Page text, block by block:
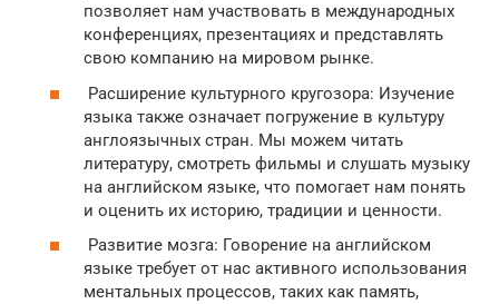
позволяет нам участвовать в международных
конференциях, презентациях и представлять
свою компанию на мировом рынке.
Расширение культурного кругозора: Изучение
языка также означает погружение в культуру
англоязычных стран. Мы можем читать
литературу, смотреть фильмы и слушать музыку
на английском языке, что помогает нам понять
и оценить их историю, традиции и ценности.
Развитие мозга: Говорение на английском
языке требует от нас активного использования
ментальных процессов, таких как память,